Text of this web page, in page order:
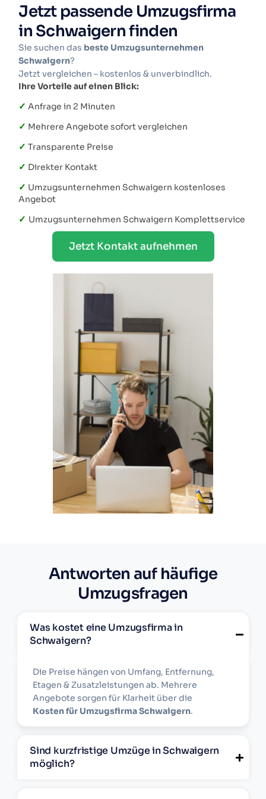
Jetzt passende Umzugsfirma
in Schwaigern finden
Sie suchen das beste Umzugsunternehmen
Schwaigern?
Jetzt vergleichen – kostenlos & unverbindlich.
Ihre Vorteile auf einen Blick:
✓ Anfrage in 2 Minuten
✓ Mehrere Angebote sofort vergleichen
✓Transparente Preise
✓ Direkter Kontakt
✓ Umzugsunternehmen Schwaigern kostenloses
Angebot
✓ Umzugsunternehmen Schwaigern Komplettservice
Jetzt Kontakt aufnehmen
Antworten auf häufige
Umzugsfragen
Was kostet eine Umzugsfirma in
Schwaigern?
Die Preise hängen von Umfang, Entfernung,
Etagen & Zusatzleistungen ab. Mehrere
Angebote sorgen für Klarheit über die
Kosten für Umzugsfirma Schwaigern.
Sind kurzfristige Umzüge in Schwaigern
möglich?